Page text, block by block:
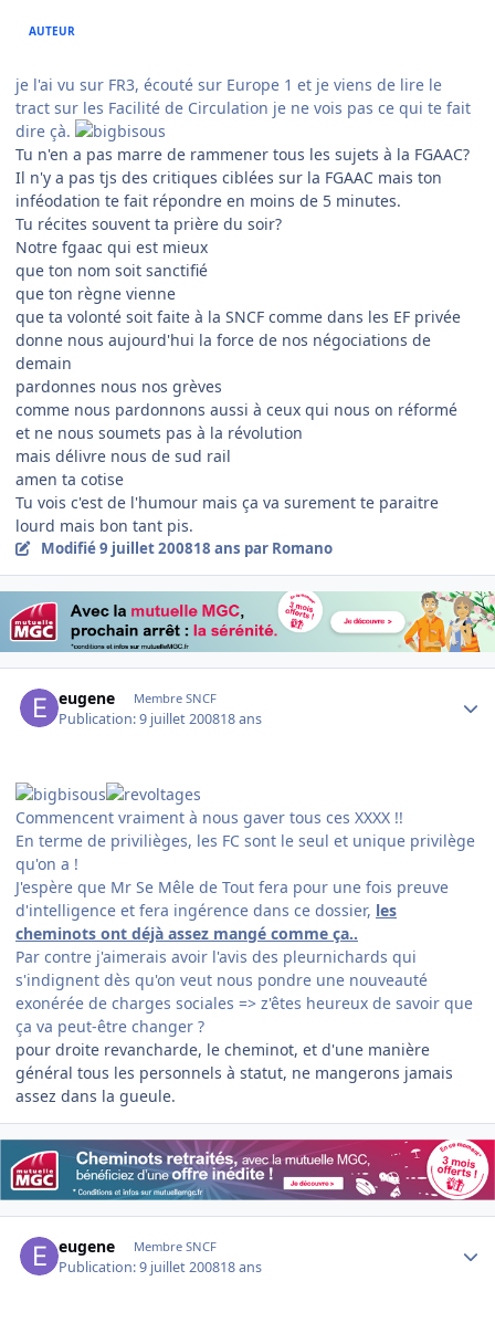
AUTEUR
je l'ai vu sur FR3, écouté sur Europe 1 et je viens de lire le
tract sur les Facilité de Circulation je ne vois pas ce qui te fait
dire çà.
Tu n'en a pas marre de rammener tous les sujets à la FGAAC?
Il n'y a pas tjs des critiques ciblées sur la FGAAC mais ton
inféodation te fait répondre en moins de 5 minutes.
Tu récites souvent ta prière du soir?
Notre fgaac qui est mieux
que ton nom soit sanctifié
que ton règne vienne
que ta volonté soit faite à la SNCF comme dans les EF privée
donne nous aujourd'hui la force de nos négociations de
demain
pardonnes nous nos grèves
comme nous pardonnons aussi à ceux qui nous on réformé
et ne nous soumets pas à la révolution
mais délivre nous de sud rail
amen ta cotise
Tu vois c'est de l'humour mais ça va surement te paraitre
lourd mais bon tant pis.
Modifié9 juillet 200818 ans par Romano
eugene Membre SNCF
Publication:9 juillet 200818 ans
Commencent vraiment à nous gaver tous ces XXXX !!
En terme de privilièges, les FC sont le seul et unique privilège
qu'on a !
J'espère que Mr Se Mêle de Tout fera pour une fois preuve
d'intelligence et fera ingérence dans ce dossier, les
cheminots ont déjà assez mangé comme ça..
Par contre j'aimerais avoir l'avis des pleurnichards qui
s'indignent dès qu'on veut nous pondre une nouveauté
exonérée de charges sociales => z'êtes heureux de savoir que
ça va peut-être changer ?
pour droite revancharde, le cheminot, et d'une manière
général tous les personnels à statut, ne mangerons jamais
assez dans la gueule.
eugene Membre SNCF
Publication:9 juillet 200818 ans